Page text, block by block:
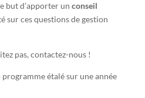
but d’apporter un conseil
sur ces questions de gestion
pas, contactez-nous !
étalé sur une année